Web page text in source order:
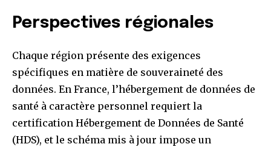
Perspectives régionales
Chaque région présente des exigences
spécifiques en matière de souveraineté des
données. En France, l’hébergement de données de
santé à caractère personnel requiert la
certification Hébergement de Données de Santé
(HDS), et le schéma mis à jour impose un